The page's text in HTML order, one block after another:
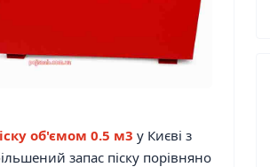
об'ємом 0.5 м3 у Києві з
запас піску порівняно